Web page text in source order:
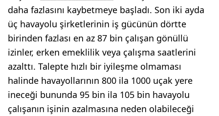
daha fazlasını kaybetmeye başladı. Son iki ayda
üç havayolu şirketlerinin iş gücünün dörtte
birinden fazlası en az 87 bin çalışan gönüllü
izinler, erken emeklilik veya çalışma saatlerini
azalttı. Talepte hızlı bir iyileşme olmaması
halinde havayollarının 800 ila 1000 uçak yere
ineceği bununda 95 bin ila 105 bin havayolu
çalışanın işinin azalmasına neden olabileceği